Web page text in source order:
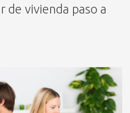
de vivienda paso a